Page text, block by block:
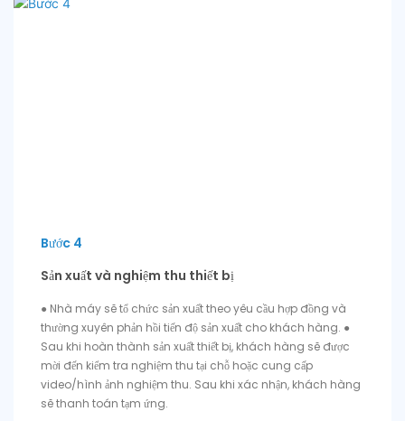
Bước 4
Sản xuất và nghiệm thu thiết bị
● Nhà máy sẽ tổ chức sản xuất theo yêu cầu hợp đồng và
thường xuyên phản hồi tiến độ sản xuất cho khách hàng. ●
Sau khi hoàn thành sản xuất thiết bị, khách hàng sẽ được
mời đến kiểm tra nghiệm thu tại chỗ hoặc cung cấp
video/hình ảnh nghiệm thu. Sau khi xác nhận, khách hàng
sẽ thanh toán tạm ứng.